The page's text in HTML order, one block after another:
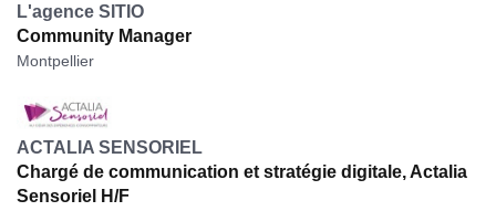
L'agence SITIO
Community Manager
Montpellier
ACTALIA SENSORIEL
Chargé de communication et stratégie digitale, Actalia
Sensoriel H/F